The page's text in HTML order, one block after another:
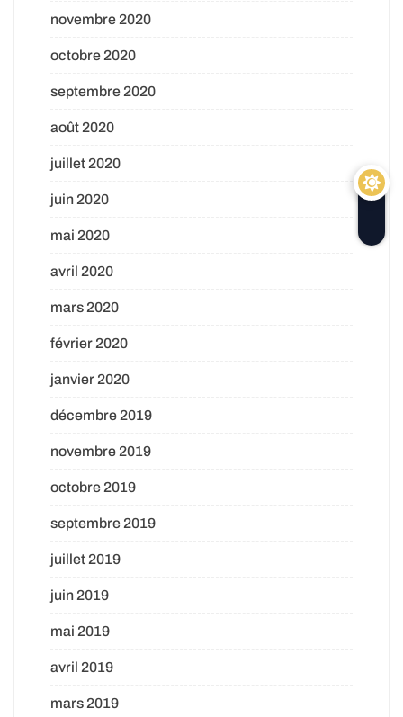
novembre 2020
octobre 2020
septembre 2020
août 2020
juillet 2020
juin 2020
mai 2020
avril 2020
mars 2020
février 2020
janvier 2020
décembre 2019
novembre 2019
octobre 2019
septembre 2019
juillet 2019
juin 2019
mai 2019
avril 2019
mars 2019